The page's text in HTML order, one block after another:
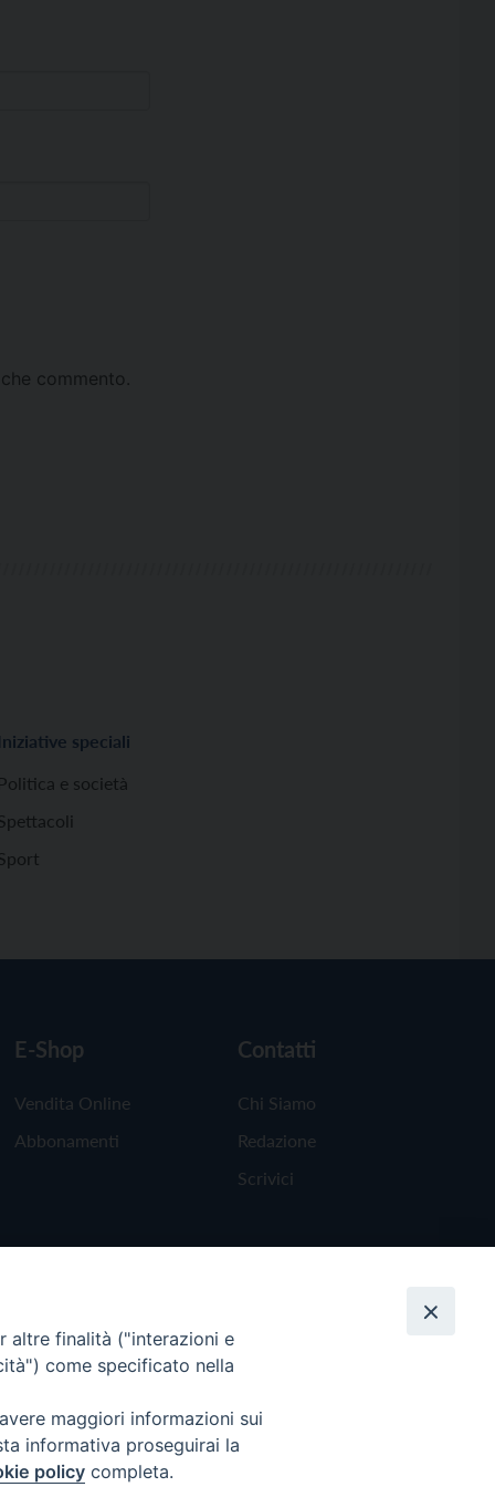
commento.
Iniziative speciali
Politica e società
E-Shop
Vendita Online
Abbonamenti
Contatti
Chi Siamo
Redazione
Scrivici
altre finalità ("interazioni e
come specificato nella
maggiori informazioni sui
informativa proseguirai la
policy completa.